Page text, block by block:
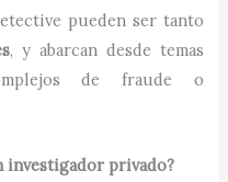
pueden ser tanto
, y abarcan desde temas
de fraude o
investigador privado?